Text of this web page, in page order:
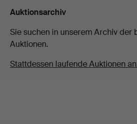
Auktionsarchiv
Sie suchen in unserem Archiv der
Auktionen.
Stattdessen laufende Auktionen